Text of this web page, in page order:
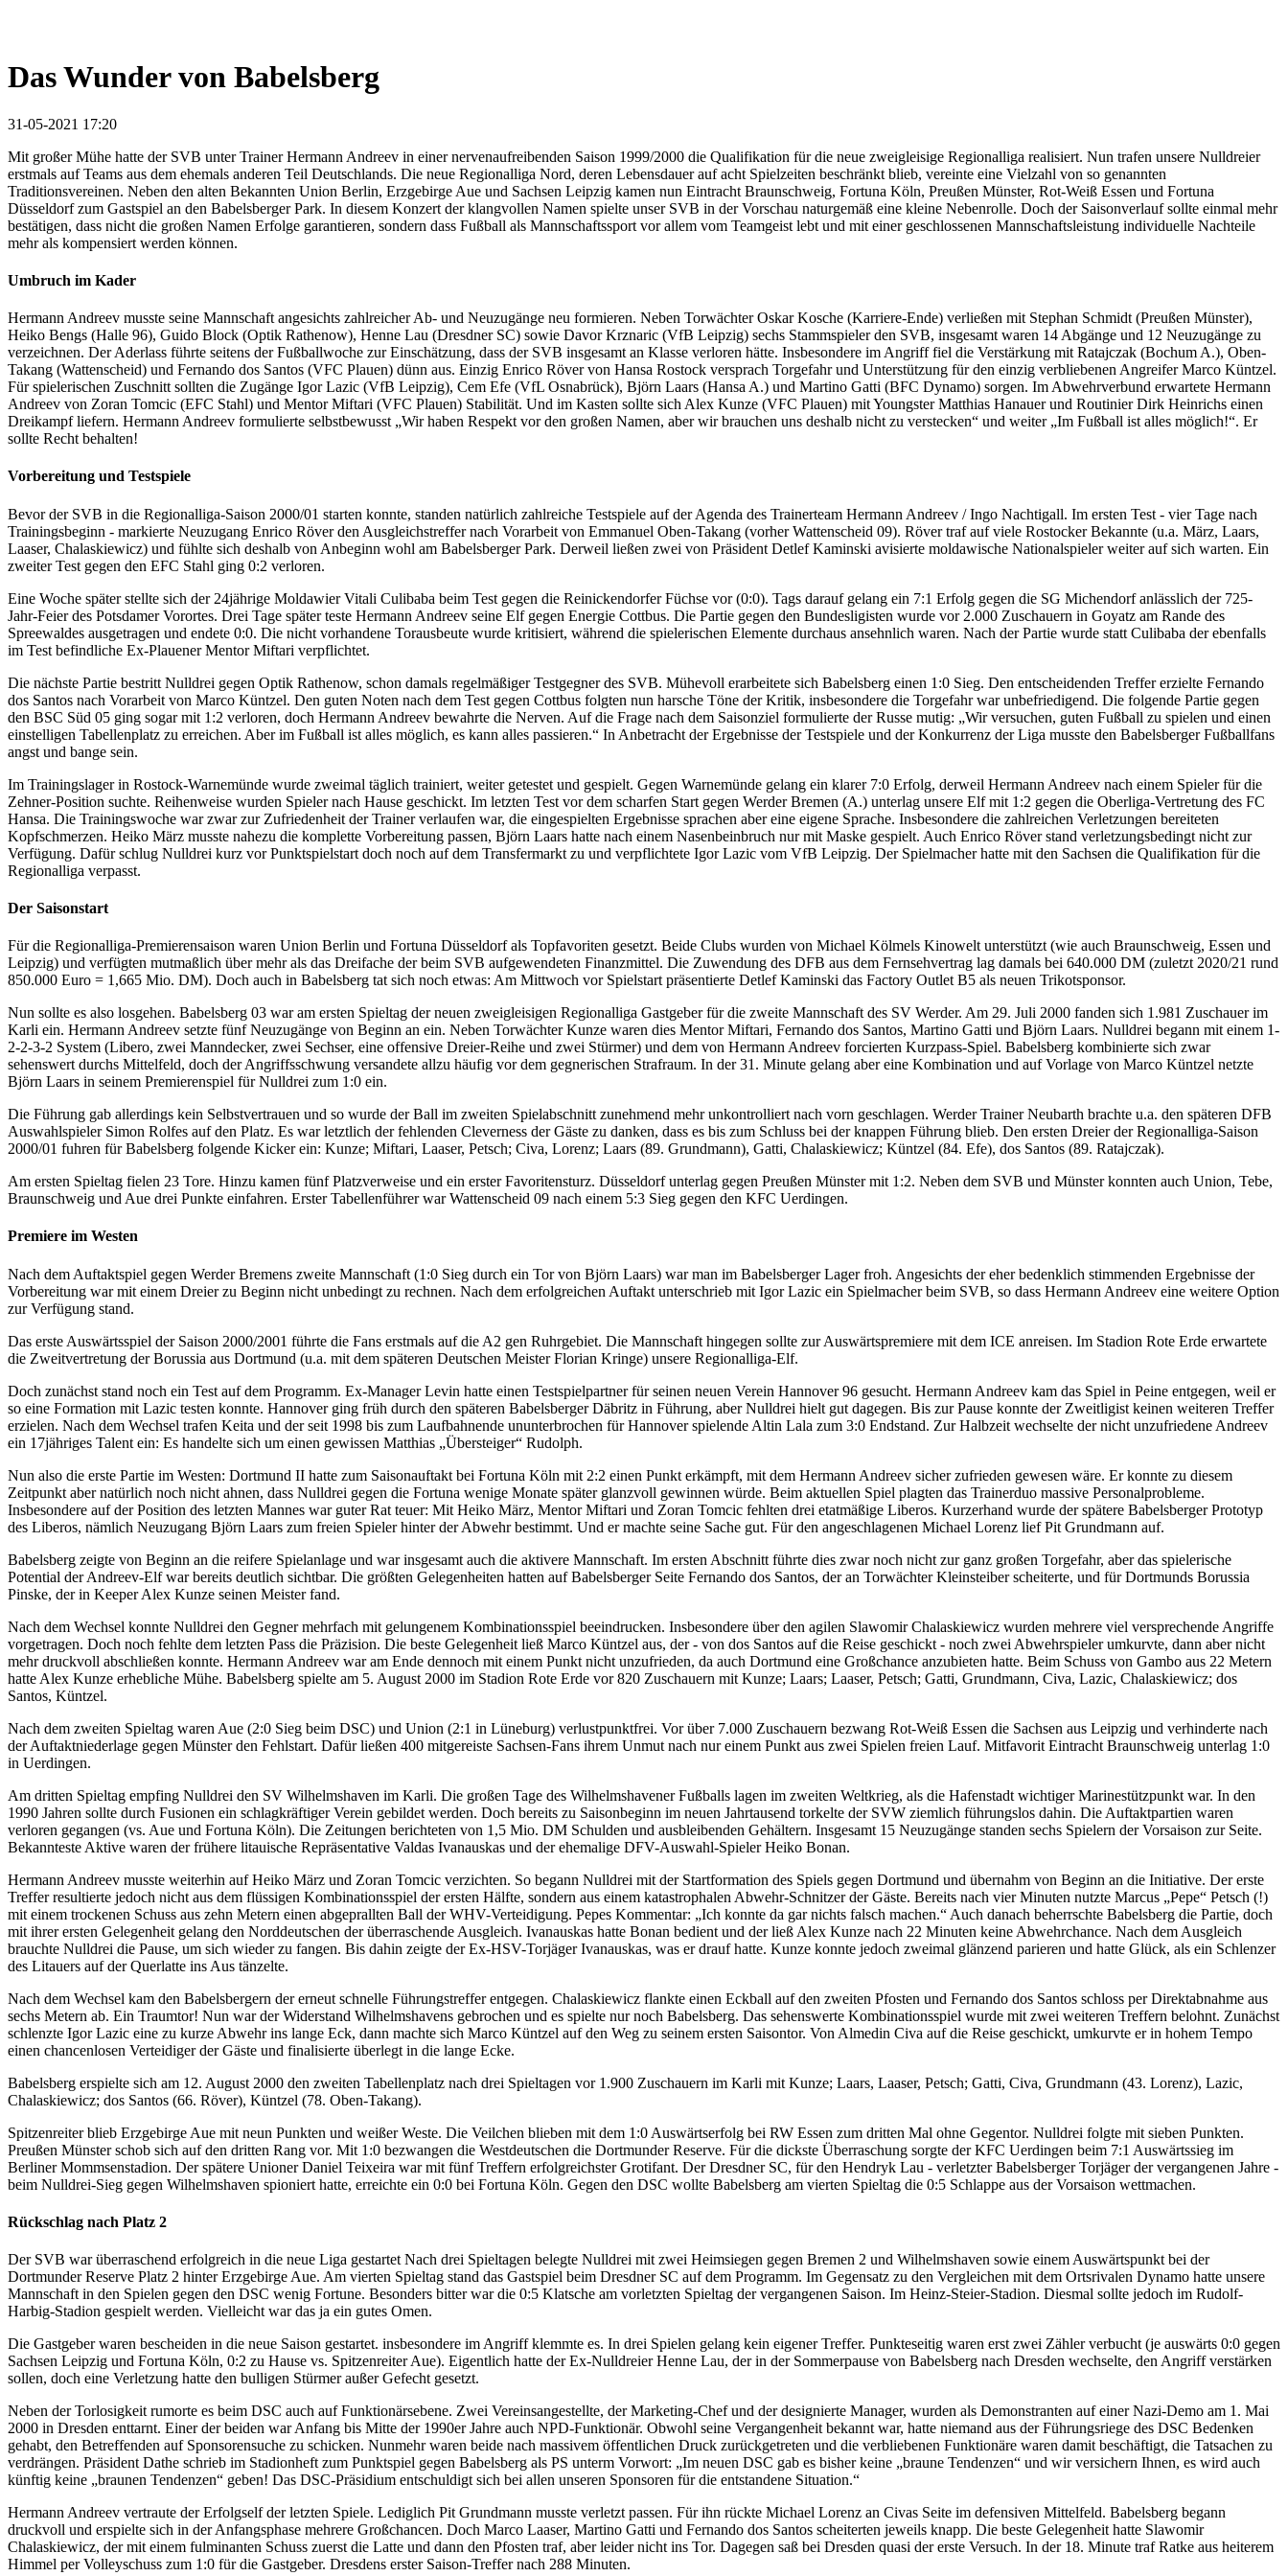
Das Wunder von Babelsberg
31-05-2021 17:20
Mit großer Mühe hatte der SVB unter Trainer Hermann Andreev in einer nervenaufreibenden Saison 1999/2000 die Qualifikation für die neue zweigleisige Regionalliga realisiert. Nun trafen unsere Nulldreier
erstmals auf Teams aus dem ehemals anderen Teil Deutschlands. Die neue Regionalliga Nord, deren Lebensdauer auf acht Spielzeiten beschränkt blieb, vereinte eine Vielzahl von so genannten
Traditionsvereinen. Neben den alten Bekannten Union Berlin, Erzgebirge Aue und Sachsen Leipzig kamen nun Eintracht Braunschweig, Fortuna Köln, Preußen Münster, Rot-Weiß Essen und Fortuna
Düsseldorf zum Gastspiel an den Babelsberger Park. In diesem Konzert der klangvollen Namen spielte unser SVB in der Vorschau naturgemäß eine kleine Nebenrolle. Doch der Saisonverlauf sollte einmal mehr
bestätigen, dass nicht die großen Namen Erfolge garantieren, sondern dass Fußball als Mannschaftssport vor allem vom Teamgeist lebt und mit einer geschlossenen Mannschaftsleistung individuelle Nachteile
mehr als kompensiert werden können.
Umbruch im Kader
Hermann Andreev musste seine Mannschaft angesichts zahlreicher Ab- und Neuzugänge neu formieren. Neben Torwächter Oskar Kosche (Karriere-Ende) verließen mit Stephan Schmidt (Preußen Münster),
Heiko Bengs (Halle 96), Guido Block (Optik Rathenow), Henne Lau (Dresdner SC) sowie Davor Krznaric (VfB Leipzig) sechs Stammspieler den SVB, insgesamt waren 14 Abgänge und 12 Neuzugänge zu
verzeichnen. Der Aderlass führte seitens der Fußballwoche zur Einschätzung, dass der SVB insgesamt an Klasse verloren hätte. Insbesondere im Angriff fiel die Verstärkung mit Ratajczak (Bochum A.), Oben-
Takang (Wattenscheid) und Fernando dos Santos (VFC Plauen) dünn aus. Einzig Enrico Röver von Hansa Rostock versprach Torgefahr und Unterstützung für den einzig verbliebenen Angreifer Marco Küntzel.
Für spielerischen Zuschnitt sollten die Zugänge Igor Lazic (VfB Leipzig), Cem Efe (VfL Osnabrück), Björn Laars (Hansa A.) und Martino Gatti (BFC Dynamo) sorgen. Im Abwehrverbund erwartete Hermann
Andreev von Zoran Tomcic (EFC Stahl) und Mentor Miftari (VFC Plauen) Stabilität. Und im Kasten sollte sich Alex Kunze (VFC Plauen) mit Youngster Matthias Hanauer und Routinier Dirk Heinrichs einen
Dreikampf liefern. Hermann Andreev formulierte selbstbewusst „Wir haben Respekt vor den großen Namen, aber wir brauchen uns deshalb nicht zu verstecken“ und weiter „Im Fußball ist alles möglich!“. Er
sollte Recht behalten!
Vorbereitung und Testspiele
Bevor der SVB in die Regionalliga-Saison 2000/01 starten konnte, standen natürlich zahlreiche Testspiele auf der Agenda des Trainerteam Hermann Andreev / Ingo Nachtigall. Im ersten Test - vier Tage nach
Trainingsbeginn - markierte Neuzugang Enrico Röver den Ausgleichstreffer nach Vorarbeit von Emmanuel Oben-Takang (vorher Wattenscheid 09). Röver traf auf viele Rostocker Bekannte (u.a. März, Laars,
Laaser, Chalaskiewicz) und fühlte sich deshalb von Anbeginn wohl am Babelsberger Park. Derweil ließen zwei von Präsident Detlef Kaminski avisierte moldawische Nationalspieler weiter auf sich warten. Ein
zweiter Test gegen den EFC Stahl ging 0:2 verloren.
Eine Woche später stellte sich der 24jährige Moldawier Vitali Culibaba beim Test gegen die Reinickendorfer Füchse vor (0:0). Tags darauf gelang ein 7:1 Erfolg gegen die SG Michendorf anlässlich der 725-
Jahr-Feier des Potsdamer Vorortes. Drei Tage später teste Hermann Andreev seine Elf gegen Energie Cottbus. Die Partie gegen den Bundesligisten wurde vor 2.000 Zuschauern in Goyatz am Rande des
Spreewaldes ausgetragen und endete 0:0. Die nicht vorhandene Torausbeute wurde kritisiert, während die spielerischen Elemente durchaus ansehnlich waren. Nach der Partie wurde statt Culibaba der ebenfalls
im Test befindliche Ex-Plauener Mentor Miftari verpflichtet.
Die nächste Partie bestritt Nulldrei gegen Optik Rathenow, schon damals regelmäßiger Testgegner des SVB. Mühevoll erarbeitete sich Babelsberg einen 1:0 Sieg. Den entscheidenden Treffer erzielte Fernando
dos Santos nach Vorarbeit von Marco Küntzel. Den guten Noten nach dem Test gegen Cottbus folgten nun harsche Töne der Kritik, insbesondere die Torgefahr war unbefriedigend. Die folgende Partie gegen
den BSC Süd 05 ging sogar mit 1:2 verloren, doch Hermann Andreev bewahrte die Nerven. Auf die Frage nach dem Saisonziel formulierte der Russe mutig: „Wir versuchen, guten Fußball zu spielen und einen
einstelligen Tabellenplatz zu erreichen. Aber im Fußball ist alles möglich, es kann alles passieren.“ In Anbetracht der Ergebnisse der Testspiele und der Konkurrenz der Liga musste den Babelsberger Fußballfans
angst und bange sein.
Im Trainingslager in Rostock-Warnemünde wurde zweimal täglich trainiert, weiter getestet und gespielt. Gegen Warnemünde gelang ein klarer 7:0 Erfolg, derweil Hermann Andreev nach einem Spieler für die
Zehner-Position suchte. Reihenweise wurden Spieler nach Hause geschickt. Im letzten Test vor dem scharfen Start gegen Werder Bremen (A.) unterlag unsere Elf mit 1:2 gegen die Oberliga-Vertretung des FC
Hansa. Die Trainingswoche war zwar zur Zufriedenheit der Trainer verlaufen war, die eingespielten Ergebnisse sprachen aber eine eigene Sprache. Insbesondere die zahlreichen Verletzungen bereiteten
Kopfschmerzen. Heiko März musste nahezu die komplette Vorbereitung passen, Björn Laars hatte nach einem Nasenbeinbruch nur mit Maske gespielt. Auch Enrico Röver stand verletzungsbedingt nicht zur
Verfügung. Dafür schlug Nulldrei kurz vor Punktspielstart doch noch auf dem Transfermarkt zu und verpflichtete Igor Lazic vom VfB Leipzig. Der Spielmacher hatte mit den Sachsen die Qualifikation für die
Regionalliga verpasst.
Der Saisonstart
Für die Regionalliga-Premierensaison waren Union Berlin und Fortuna Düsseldorf als Topfavoriten gesetzt. Beide Clubs wurden von Michael Kölmels Kinowelt unterstützt (wie auch Braunschweig, Essen und
Leipzig) und verfügten mutmaßlich über mehr als das Dreifache der beim SVB aufgewendeten Finanzmittel. Die Zuwendung des DFB aus dem Fernsehvertrag lag damals bei 640.000 DM (zuletzt 2020/21 rund
850.000 Euro = 1,665 Mio. DM). Doch auch in Babelsberg tat sich noch etwas: Am Mittwoch vor Spielstart präsentierte Detlef Kaminski das Factory Outlet B5 als neuen Trikotsponsor.
Nun sollte es also losgehen. Babelsberg 03 war am ersten Spieltag der neuen zweigleisigen Regionalliga Gastgeber für die zweite Mannschaft des SV Werder. Am 29. Juli 2000 fanden sich 1.981 Zuschauer im
Karli ein. Hermann Andreev setzte fünf Neuzugänge von Beginn an ein. Neben Torwächter Kunze waren dies Mentor Miftari, Fernando dos Santos, Martino Gatti und Björn Laars. Nulldrei begann mit einem 1-
2-2-3-2 System (Libero, zwei Manndecker, zwei Sechser, eine offensive Dreier-Reihe und zwei Stürmer) und dem von Hermann Andreev forcierten Kurzpass-Spiel. Babelsberg kombinierte sich zwar
sehenswert durchs Mittelfeld, doch der Angriffsschwung versandete allzu häufig vor dem gegnerischen Strafraum. In der 31. Minute gelang aber eine Kombination und auf Vorlage von Marco Küntzel netzte
Björn Laars in seinem Premierenspiel für Nulldrei zum 1:0 ein.
Die Führung gab allerdings kein Selbstvertrauen und so wurde der Ball im zweiten Spielabschnitt zunehmend mehr unkontrolliert nach vorn geschlagen. Werder Trainer Neubarth brachte u.a. den späteren DFB
Auswahlspieler Simon Rolfes auf den Platz. Es war letztlich der fehlenden Cleverness der Gäste zu danken, dass es bis zum Schluss bei der knappen Führung blieb. Den ersten Dreier der Regionalliga-Saison
2000/01 fuhren für Babelsberg folgende Kicker ein: Kunze; Miftari, Laaser, Petsch; Civa, Lorenz; Laars (89. Grundmann), Gatti, Chalaskiewicz; Küntzel (84. Efe), dos Santos (89. Ratajczak).
Am ersten Spieltag fielen 23 Tore. Hinzu kamen fünf Platzverweise und ein erster Favoritensturz. Düsseldorf unterlag gegen Preußen Münster mit 1:2. Neben dem SVB und Münster konnten auch Union, Tebe,
Braunschweig und Aue drei Punkte einfahren. Erster Tabellenführer war Wattenscheid 09 nach einem 5:3 Sieg gegen den KFC Uerdingen.
Premiere im Westen
Nach dem Auftaktspiel gegen Werder Bremens zweite Mannschaft (1:0 Sieg durch ein Tor von Björn Laars) war man im Babelsberger Lager froh. Angesichts der eher bedenklich stimmenden Ergebnisse der
Vorbereitung war mit einem Dreier zu Beginn nicht unbedingt zu rechnen. Nach dem erfolgreichen Auftakt unterschrieb mit Igor Lazic ein Spielmacher beim SVB, so dass Hermann Andreev eine weitere Option
zur Verfügung stand.
Das erste Auswärtsspiel der Saison 2000/2001 führte die Fans erstmals auf die A2 gen Ruhrgebiet. Die Mannschaft hingegen sollte zur Auswärtspremiere mit dem ICE anreisen. Im Stadion Rote Erde erwartete
die Zweitvertretung der Borussia aus Dortmund (u.a. mit dem späteren Deutschen Meister Florian Kringe) unsere Regionalliga-Elf.
Doch zunächst stand noch ein Test auf dem Programm. Ex-Manager Levin hatte einen Testspielpartner für seinen neuen Verein Hannover 96 gesucht. Hermann Andreev kam das Spiel in Peine entgegen, weil er
so eine Formation mit Lazic testen konnte. Hannover ging früh durch den späteren Babelsberger Däbritz in Führung, aber Nulldrei hielt gut dagegen. Bis zur Pause konnte der Zweitligist keinen weiteren Treffer
erzielen. Nach dem Wechsel trafen Keita und der seit 1998 bis zum Laufbahnende ununterbrochen für Hannover spielende Altin Lala zum 3:0 Endstand. Zur Halbzeit wechselte der nicht unzufriedene Andreev
ein 17jähriges Talent ein: Es handelte sich um einen gewissen Matthias „Übersteiger“ Rudolph.
Nun also die erste Partie im Westen: Dortmund II hatte zum Saisonauftakt bei Fortuna Köln mit 2:2 einen Punkt erkämpft, mit dem Hermann Andreev sicher zufrieden gewesen wäre. Er konnte zu diesem
Zeitpunkt aber natürlich noch nicht ahnen, dass Nulldrei gegen die Fortuna wenige Monate später glanzvoll gewinnen würde. Beim aktuellen Spiel plagten das Trainerduo massive Personalprobleme.
Insbesondere auf der Position des letzten Mannes war guter Rat teuer: Mit Heiko März, Mentor Miftari und Zoran Tomcic fehlten drei etatmäßige Liberos. Kurzerhand wurde der spätere Babelsberger Prototyp
des Liberos, nämlich Neuzugang Björn Laars zum freien Spieler hinter der Abwehr bestimmt. Und er machte seine Sache gut. Für den angeschlagenen Michael Lorenz lief Pit Grundmann auf.
Babelsberg zeigte von Beginn an die reifere Spielanlage und war insgesamt auch die aktivere Mannschaft. Im ersten Abschnitt führte dies zwar noch nicht zur ganz großen Torgefahr, aber das spielerische
Potential der Andreev-Elf war bereits deutlich sichtbar. Die größten Gelegenheiten hatten auf Babelsberger Seite Fernando dos Santos, der an Torwächter Kleinsteiber scheiterte, und für Dortmunds Borussia
Pinske, der in Keeper Alex Kunze seinen Meister fand.
Nach dem Wechsel konnte Nulldrei den Gegner mehrfach mit gelungenem Kombinationsspiel beeindrucken. Insbesondere über den agilen Slawomir Chalaskiewicz wurden mehrere viel versprechende Angriffe
vorgetragen. Doch noch fehlte dem letzten Pass die Präzision. Die beste Gelegenheit ließ Marco Küntzel aus, der - von dos Santos auf die Reise geschickt - noch zwei Abwehrspieler umkurvte, dann aber nicht
mehr druckvoll abschließen konnte. Hermann Andreev war am Ende dennoch mit einem Punkt nicht unzufrieden, da auch Dortmund eine Großchance anzubieten hatte. Beim Schuss von Gambo aus 22 Metern
hatte Alex Kunze erhebliche Mühe. Babelsberg spielte am 5. August 2000 im Stadion Rote Erde vor 820 Zuschauern mit Kunze; Laars; Laaser, Petsch; Gatti, Grundmann, Civa, Lazic, Chalaskiewicz; dos
Santos, Küntzel.
Nach dem zweiten Spieltag waren Aue (2:0 Sieg beim DSC) und Union (2:1 in Lüneburg) verlustpunktfrei. Vor über 7.000 Zuschauern bezwang Rot-Weiß Essen die Sachsen aus Leipzig und verhinderte nach
der Auftaktniederlage gegen Münster den Fehlstart. Dafür ließen 400 mitgereiste Sachsen-Fans ihrem Unmut nach nur einem Punkt aus zwei Spielen freien Lauf. Mitfavorit Eintracht Braunschweig unterlag 1:0
in Uerdingen.
Am dritten Spieltag empfing Nulldrei den SV Wilhelmshaven im Karli. Die großen Tage des Wilhelmshavener Fußballs lagen im zweiten Weltkrieg, als die Hafenstadt wichtiger Marinestützpunkt war. In den
1990 Jahren sollte durch Fusionen ein schlagkräftiger Verein gebildet werden. Doch bereits zu Saisonbeginn im neuen Jahrtausend torkelte der SVW ziemlich führungslos dahin. Die Auftaktpartien waren
verloren gegangen (vs. Aue und Fortuna Köln). Die Zeitungen berichteten von 1,5 Mio. DM Schulden und ausbleibenden Gehältern. Insgesamt 15 Neuzugänge standen sechs Spielern der Vorsaison zur Seite.
Bekannteste Aktive waren der frühere litauische Repräsentative Valdas Ivanauskas und der ehemalige DFV-Auswahl-Spieler Heiko Bonan.
Hermann Andreev musste weiterhin auf Heiko März und Zoran Tomcic verzichten. So begann Nulldrei mit der Startformation des Spiels gegen Dortmund und übernahm von Beginn an die Initiative. Der erste
Treffer resultierte jedoch nicht aus dem flüssigen Kombinationsspiel der ersten Hälfte, sondern aus einem katastrophalen Abwehr-Schnitzer der Gäste. Bereits nach vier Minuten nutzte Marcus „Pepe“ Petsch (!)
mit einem trockenen Schuss aus zehn Metern einen abgeprallten Ball der WHV-Verteidigung. Pepes Kommentar: „Ich konnte da gar nichts falsch machen.“ Auch danach beherrschte Babelsberg die Partie, doch
mit ihrer ersten Gelegenheit gelang den Norddeutschen der überraschende Ausgleich. Ivanauskas hatte Bonan bedient und der ließ Alex Kunze nach 22 Minuten keine Abwehrchance. Nach dem Ausgleich
brauchte Nulldrei die Pause, um sich wieder zu fangen. Bis dahin zeigte der Ex-HSV-Torjäger Ivanauskas, was er drauf hatte. Kunze konnte jedoch zweimal glänzend parieren und hatte Glück, als ein Schlenzer
des Litauers auf der Querlatte ins Aus tänzelte.
Nach dem Wechsel kam den Babelsbergern der erneut schnelle Führungstreffer entgegen. Chalaskiewicz flankte einen Eckball auf den zweiten Pfosten und Fernando dos Santos schloss per Direktabnahme aus
sechs Metern ab. Ein Traumtor! Nun war der Widerstand Wilhelmshavens gebrochen und es spielte nur noch Babelsberg. Das sehenswerte Kombinationsspiel wurde mit zwei weiteren Treffern belohnt. Zunächst
schlenzte Igor Lazic eine zu kurze Abwehr ins lange Eck, dann machte sich Marco Küntzel auf den Weg zu seinem ersten Saisontor. Von Almedin Civa auf die Reise geschickt, umkurvte er in hohem Tempo
einen chancenlosen Verteidiger der Gäste und finalisierte überlegt in die lange Ecke.
Babelsberg erspielte sich am 12. August 2000 den zweiten Tabellenplatz nach drei Spieltagen vor 1.900 Zuschauern im Karli mit Kunze; Laars, Laaser, Petsch; Gatti, Civa, Grundmann (43. Lorenz), Lazic,
Chalaskiewicz; dos Santos (66. Röver), Küntzel (78. Oben-Takang).
Spitzenreiter blieb Erzgebirge Aue mit neun Punkten und weißer Weste. Die Veilchen blieben mit dem 1:0 Auswärtserfolg bei RW Essen zum dritten Mal ohne Gegentor. Nulldrei folgte mit sieben Punkten.
Preußen Münster schob sich auf den dritten Rang vor. Mit 1:0 bezwangen die Westdeutschen die Dortmunder Reserve. Für die dickste Überraschung sorgte der KFC Uerdingen beim 7:1 Auswärtssieg im
Berliner Mommsenstadion. Der spätere Unioner Daniel Teixeira war mit fünf Treffern erfolgreichster Grotifant. Der Dresdner SC, für den Hendryk Lau - verletzter Babelsberger Torjäger der vergangenen Jahre -
beim Nulldrei-Sieg gegen Wilhelmshaven spioniert hatte, erreichte ein 0:0 bei Fortuna Köln. Gegen den DSC wollte Babelsberg am vierten Spieltag die 0:5 Schlappe aus der Vorsaison wettmachen.
Rückschlag nach Platz 2
Der SVB war überraschend erfolgreich in die neue Liga gestartet Nach drei Spieltagen belegte Nulldrei mit zwei Heimsiegen gegen Bremen 2 und Wilhelmshaven sowie einem Auswärtspunkt bei der
Dortmunder Reserve Platz 2 hinter Erzgebirge Aue. Am vierten Spieltag stand das Gastspiel beim Dresdner SC auf dem Programm. Im Gegensatz zu den Vergleichen mit dem Ortsrivalen Dynamo hatte unsere
Mannschaft in den Spielen gegen den DSC wenig Fortune. Besonders bitter war die 0:5 Klatsche am vorletzten Spieltag der vergangenen Saison. Im Heinz-Steier-Stadion. Diesmal sollte jedoch im Rudolf-
Harbig-Stadion gespielt werden. Vielleicht war das ja ein gutes Omen.
Die Gastgeber waren bescheiden in die neue Saison gestartet. insbesondere im Angriff klemmte es. In drei Spielen gelang kein eigener Treffer. Punkteseitig waren erst zwei Zähler verbucht (je auswärts 0:0 gegen
Sachsen Leipzig und Fortuna Köln, 0:2 zu Hause vs. Spitzenreiter Aue). Eigentlich hatte der Ex-Nulldreier Henne Lau, der in der Sommerpause von Babelsberg nach Dresden wechselte, den Angriff verstärken
sollen, doch eine Verletzung hatte den bulligen Stürmer außer Gefecht gesetzt.
Neben der Torlosigkeit rumorte es beim DSC auch auf Funktionärsebene. Zwei Vereinsangestellte, der Marketing-Chef und der designierte Manager, wurden als Demonstranten auf einer Nazi-Demo am 1. Mai
2000 in Dresden enttarnt. Einer der beiden war Anfang bis Mitte der 1990er Jahre auch NPD-Funktionär. Obwohl seine Vergangenheit bekannt war, hatte niemand aus der Führungsriege des DSC Bedenken
gehabt, den Betreffenden auf Sponsorensuche zu schicken. Nunmehr waren beide nach massivem öffentlichen Druck zurückgetreten und die verbliebenen Funktionäre waren damit beschäftigt, die Tatsachen zu
verdrängen. Präsident Dathe schrieb im Stadionheft zum Punktspiel gegen Babelsberg als PS unterm Vorwort: „Im neuen DSC gab es bisher keine „braune Tendenzen“ und wir versichern Ihnen, es wird auch
künftig keine „braunen Tendenzen“ geben! Das DSC-Präsidium entschuldigt sich bei allen unseren Sponsoren für die entstandene Situation.“
Hermann Andreev vertraute der Erfolgself der letzten Spiele. Lediglich Pit Grundmann musste verletzt passen. Für ihn rückte Michael Lorenz an Civas Seite im defensiven Mittelfeld. Babelsberg begann
druckvoll und erspielte sich in der Anfangsphase mehrere Großchancen. Doch Marco Laaser, Martino Gatti und Fernando dos Santos scheiterten jeweils knapp. Die beste Gelegenheit hatte Slawomir
Chalaskiewicz, der mit einem fulminanten Schuss zuerst die Latte und dann den Pfosten traf, aber leider nicht ins Tor. Dagegen saß bei Dresden quasi der erste Versuch. In der 18. Minute traf Ratke aus heiterem
Himmel per Volleyschuss zum 1:0 für die Gastgeber. Dresdens erster Saison-Treffer nach 288 Minuten.